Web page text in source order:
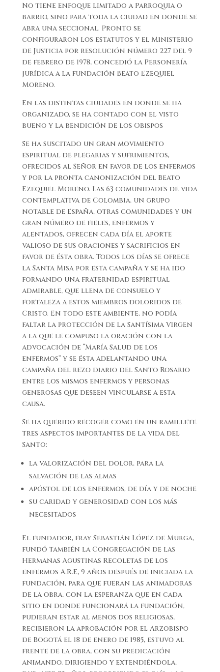
No tiene enfoque limitado a Parroquia o
barrio, sino para toda la ciudad en donde se
abra una seccional. Pronto se
configuraron los estatutos y el Ministerio
de Justicia por resolución número 227 del 9
de febrero de 1978, concedió la Personería
Jurídica a la fundación Beato Ezequiel
Moreno.
En las distintas ciudades en donde se ha
organizado, se ha contado con el visto
bueno y la bendición de los Obispos
Se ha suscitado un gran movimiento
espiritual de plegarias y sufrimientos,
ofrecidos al Señor en favor de los enfermos
y por la pronta canonización del Beato
Ezequiel Moreno. Las 63 comunidades de vida
contemplativa de Colombia, un grupo
notable de España, otras comunidades y un
gran número de fieles, enfermos y
alentados, ofrecen cada día el aporte
valioso de sus oraciones y sacrificios en
favor de ésta obra. Todos los días se ofrece
la Santa Misa por esta campaña y se ha ido
formando una fraternidad espiritual
admirable, que llena de consuelo y
fortaleza a estos miembros doloridos de
Cristo. En todo este ambiente, no podía
faltar la protección de la Santísima Virgen
a la que le compuso la oración con la
advocación de “María Salud de los
enfermos” y se ésta adelantando una
campaña del rezo diario del Santo Rosario
entre los mismos enfermos y personas
generosas que deseen vincularse a esta
causa.
Se ha querido recoger como en un ramillete
tres aspectos importantes de la vida del
Santo:
la valorización del dolor, para la
salvación de las almas
apóstol de los enfermos, de día y de noche
su caridad y generosidad con los más
necesitados
El fundador, fray Sebastián López de Murga,
fundó también la Congregación de las
Hermanas Agustinas Recoletas de los
enfermos A.R.E, 9 años después de iniciada la
fundación, para que fueran las animadoras
de la obra, con la esperanza que en cada
sitio en donde funcionará la fundación,
pudieran estar al menos dos religiosas,
recibieron la aprobación por el Arzobispo
de Bogotá el 18 de enero de 1985, estuvo al
frente de la obra, con su predicación
animando, dirigiendo y extendiéndola,